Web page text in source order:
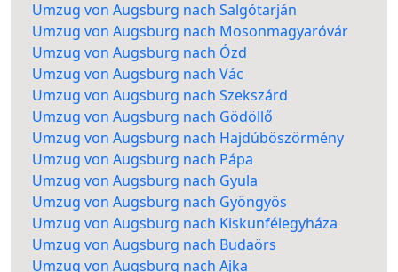
Umzug von Augsburg nach Salgótarján
Umzug von Augsburg nach Mosonmagyaróvár
Umzug von Augsburg nach Ózd
Umzug von Augsburg nach Vác
Umzug von Augsburg nach Szekszárd
Umzug von Augsburg nach Gödöllő
Umzug von Augsburg nach Hajdúböszörmény
Umzug von Augsburg nach Pápa
Umzug von Augsburg nach Gyula
Umzug von Augsburg nach Gyöngyös
Umzug von Augsburg nach Kiskunfélegyháza
Umzug von Augsburg nach Budaörs
Umzug von Augsburg nach Ajka